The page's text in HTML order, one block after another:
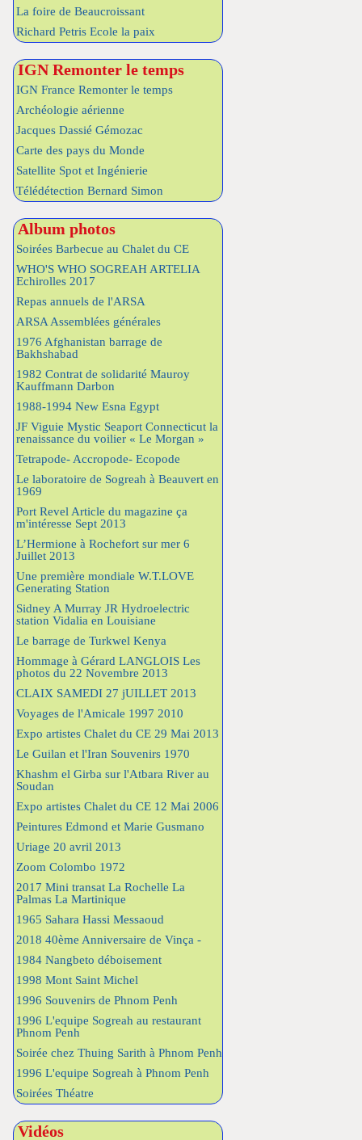
La foire de Beaucroissant
Richard Petris Ecole la paix
IGN Remonter le temps
IGN France Remonter le temps
Archéologie aérienne
Jacques Dassié Gémozac
Carte des pays du Monde
Satellite Spot et Ingénierie
Télédétection Bernard Simon
Album photos
Soirées Barbecue au Chalet du CE
WHO'S WHO SOGREAH ARTELIA
Echirolles 2017
Repas annuels de l'ARSA
ARSA Assemblées générales
1976 Afghanistan barrage de
Bakhshabad
1982 Contrat de solidarité Mauroy
Kauffmann Darbon
1988-1994 New Esna Egypt
JF Viguie Mystic Seaport Connecticut la
renaissance du voilier « Le Morgan »
Tetrapode- Accropode- Ecopode
Le laboratoire de Sogreah à Beauvert en
1969
Port Revel Article du magazine ça
m'intéresse Sept 2013
L’Hermione à Rochefort sur mer 6
Juillet 2013
Une première mondiale W.T.LOVE
Generating Station
Sidney A Murray JR Hydroelectric
station Vidalia en Louisiane
Le barrage de Turkwel Kenya
Hommage à Gérard LANGLOIS Les
photos du 22 Novembre 2013
CLAIX SAMEDI 27 jUILLET 2013
Voyages de l'Amicale 1997 2010
Expo artistes Chalet du CE 29 Mai 2013
Le Guilan et l'Iran Souvenirs 1970
Khashm el Girba sur l'Atbara River au
Soudan
Expo artistes Chalet du CE 12 Mai 2006
Peintures Edmond et Marie Gusmano
Uriage 20 avril 2013
Zoom Colombo 1972
2017 Mini transat La Rochelle La
Palmas La Martinique
1965 Sahara Hassi Messaoud
2018 40ème Anniversaire de Vinça -
1984 Nangbeto déboisement
1998 Mont Saint Michel
1996 Souvenirs de Phnom Penh
1996 L'equipe Sogreah au restaurant
Phnom Penh
Soirée chez Thuing Sarith à Phnom Penh
1996 L'equipe Sogreah à Phnom Penh
Soirées Théatre
Vidéos